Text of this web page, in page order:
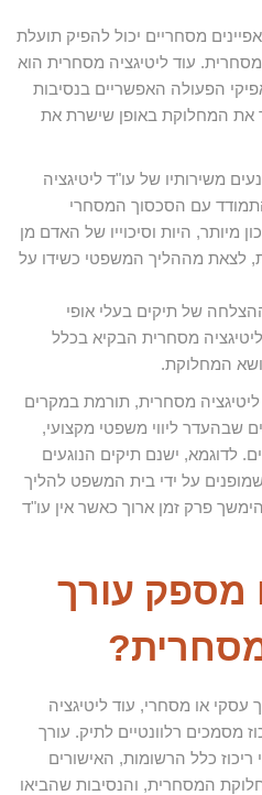
מסחריים יכול להפיק תועלת
מסחרית. עוד ליטיגציה מסחרית הוא
הפעולה האפשריים בנסיבות
את המחלוקת באופן שישרת את
משירותיו של עו"ד ליטיגציה
עם הסכסוך המסחרי
מיותר, היות וסיכוייו של האדם מן
לצאת מההליך המשפטי כשידו על
של תיקים בעלי אופי
מסחרית הבקיא בכלל
המחלוקת.
ליטיגציה מסחרית, תורמת במקרים
שבהעדר ליווי משפטי מקצועי,
לדוגמא, ישנם תיקים הנוגעים
על ידי בית המשפט להליך
פרק זמן ארוך כאשר אין עו"ד
מספק עורך
מסחרית?
עסקי או מסחרי, עוד ליטיגציה
מסמכים רלוונטיים לתיק. עורך
ריכוז כלל הרשומות, האישורים
המסחרית, והנסיבות שהביאו